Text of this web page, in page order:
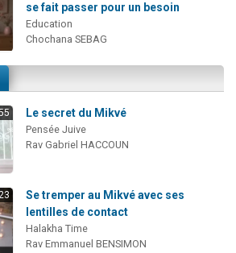
se fait passer pour un besoin
Education
Chochana SEBAG
Le secret du Mikvé
Pensée Juive
Rav Gabriel HACCOUN
Se tremper au Mikvé avec ses
lentilles de contact
Halakha Time
Rav Emmanuel BENSIMON